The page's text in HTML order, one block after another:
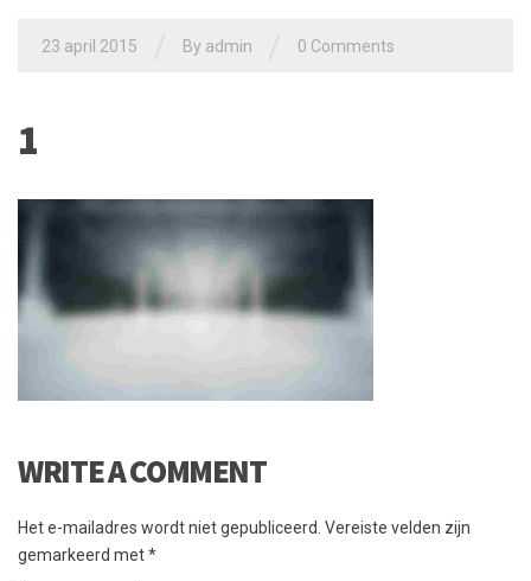
23 april 2015 By admin 0 Comments
1
WRITE A COMMENT
Het e-mailadres wordt niet gepubliceerd. Vereiste velden zijn
gemarkeerd met*